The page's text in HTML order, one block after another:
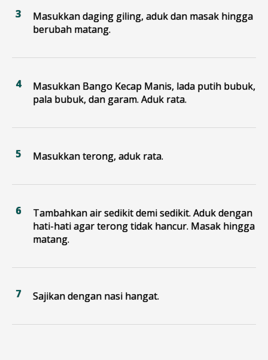
Masukkan daging giling, aduk dan masak hingga
berubah matang.
Masukkan Bango Kecap Manis, lada putih bubuk,
pala bubuk, dan garam. Aduk rata.
Masukkan terong, aduk rata.
Tambahkan air sedikit demi sedikit. Aduk dengan
hati-hati agar terong tidak hancur. Masak hingga
matang.
Sajikan dengan nasi hangat.